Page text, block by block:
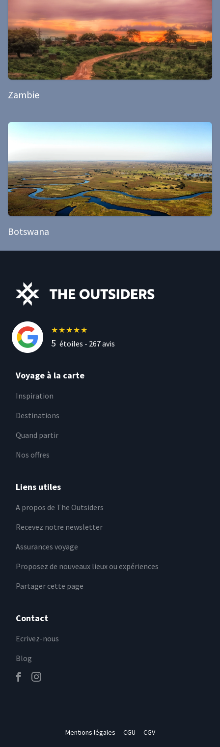
Zambie
Botswana
★★★★★
5 étoiles - 267avis
Voyage à la carte
Inspiration
Destinations
Quand partir
Nos offres
Liens utiles
A propos de The Outsiders
Recevez notre newsletter
Assurances voyage
Proposez de nouveaux lieux ou expériences
Partager cette page
Contact
Ecrivez-nous
Blog
Mentions légales CGU CGV